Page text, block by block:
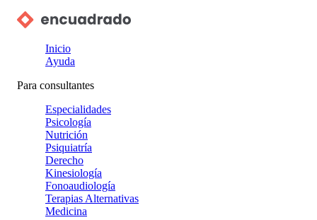
Inicio
Ayuda
Para consultantes
Especialidades
Psicología
Nutrición
Psiquiatría
Derecho
Kinesiología
Fonoaudiología
Terapias Alternativas
Medicina